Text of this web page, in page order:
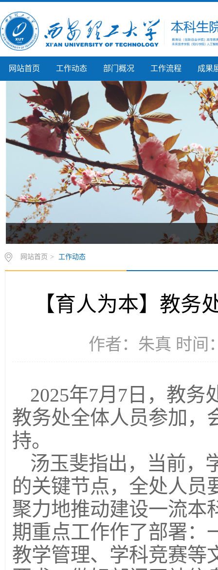
网站首页 工作动态 部门概况 工作流程 成果
网站首页 > 工作动态
【育人为本】教务
作者：朱真 时间
2025年7月7日，教务
教务处全体人员参加，
持。
汤玉斐指出，当前，
的关键节点，全处人员
聚力地推动建设一流本
期重点工作作了部署：
教学管理、学科竞赛等